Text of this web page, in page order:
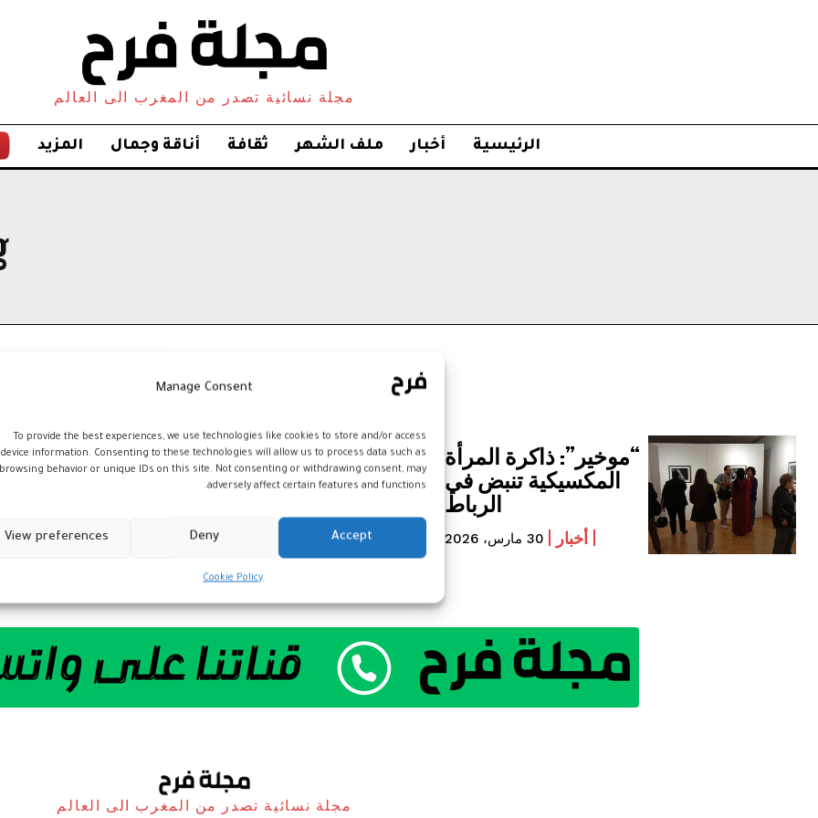
Manage Consent
To provide the best experiences, we use technologies like cookies to store and/or access
device information. Consenting to these technologies will allow us to process data such as
browsing behavior or unique IDs on this site. Not consenting or withdrawing consent, may
adversely affect certain features and functions.
Accept
Deny
View preferences
Cookie Policy
مجلة نسائية تصدر من المغرب الى العالم
الرئيسية أخبار ملف الشهر ثقافة أناقة وجمال المزيد
“موخير”: ذاكرة المرأة
المكسيكية تنبض في
الرباط
أخبار 30 مارس، 2026
مجلة نسائية تصدر من المغرب الى العالم